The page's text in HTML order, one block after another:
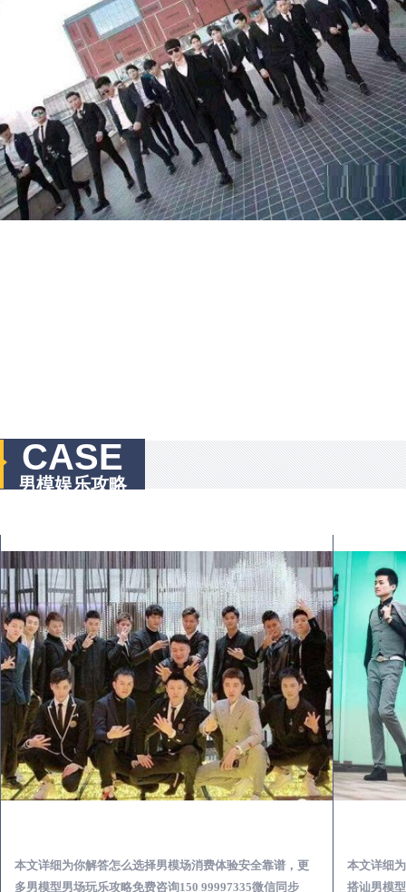
CASE
男模娱乐攻略
本文详细为你解答怎么选择男模场消费体验安全靠谱，更
多男模型男场玩乐攻略免费咨询150 99997335微信同步
本文详细
搭讪男模